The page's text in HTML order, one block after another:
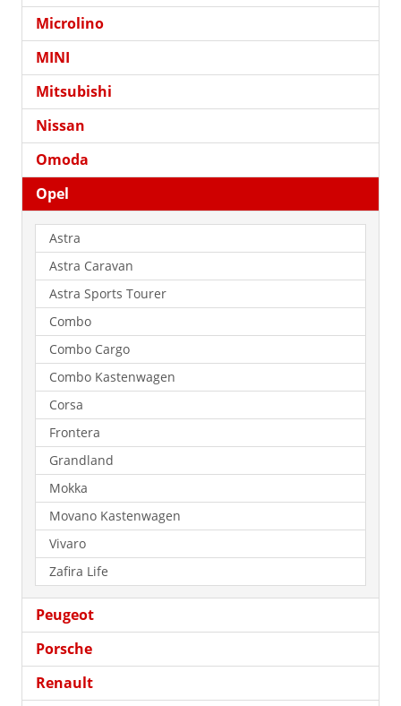
Microlino
MINI
Mitsubishi
Nissan
Omoda
Opel
Astra
Astra Caravan
Astra Sports Tourer
Combo
Combo Cargo
Combo Kastenwagen
Corsa
Frontera
Grandland
Mokka
Movano Kastenwagen
Vivaro
Zafira Life
Peugeot
Porsche
Renault